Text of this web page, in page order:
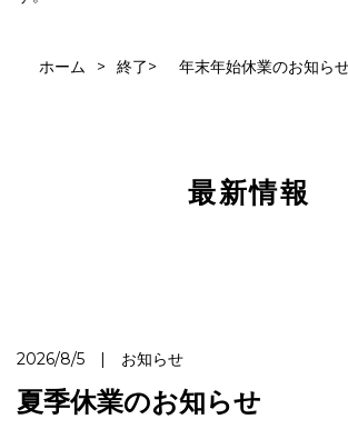
ホーム > 終了> 年末年始休業のお知ら
最新情報
2026/8/5 | お知らせ
夏季休業のお知らせ